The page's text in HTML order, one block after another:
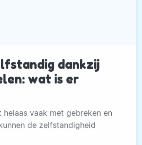
dankzij
wat is er
helaas vaak met gebreken en
de zelfstandigheid